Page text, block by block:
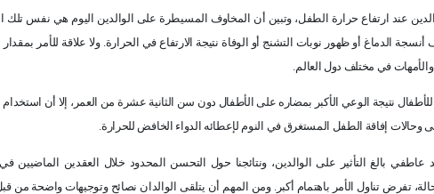
عند ارتفاع حرارة الطفل، وتبين أن المخاوف المسيطرة على الوالدين اليوم هي نفس تلك
الدماغ أو ظهور نوبات التشنج أو الوفاة نتيجة الارتفاع في الحرارة. ولا علاقة للأمر
والأمهات في مختلف دول العالم
نتيجة الوعي الأكبر بمضاره على الأطفال دون سن الثانية عشرة من العمر، إلا أن استخدام
وحالات إفاقة الطفل المستغرق في النوم لإعطائه الدواء الخافض للحرارة.
بالغ التأثير على الوالدين، ونتائجنا حول التحسن المحدود خلال العقدين الماضيين
تفرض تناول الأمر باهتمام أكبر. ومن المهم أن يتلقى الوالدان نصائح وتوجيهات واضحة من